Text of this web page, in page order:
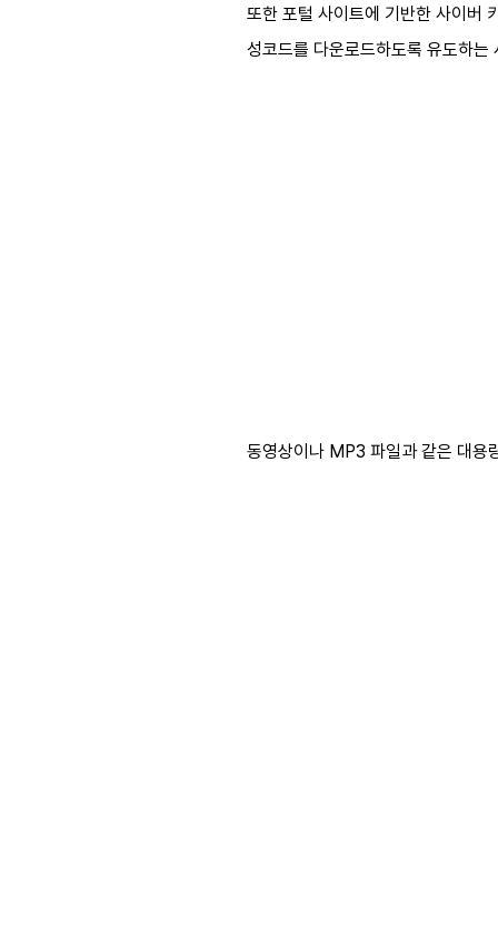
또한 포털 사이트에 기반한 사이버
성코드를 다운로드하도록 유도하는
동영상이나 MP3 파일과 같은 대